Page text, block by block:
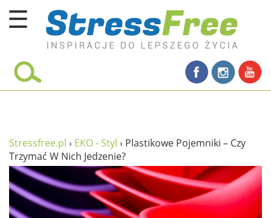
☰
Kursy online
umysł
proste życie
relaks
filozofia życia
Stressfree.pl › EKO - Styl › Plastikowe Pojemniki – Czy
Trzymać W Nich Jedzenie?